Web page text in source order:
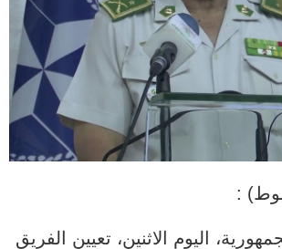
:
اليوم الاثنين، تعيين الفريق